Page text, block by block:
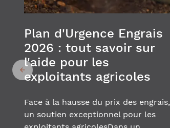
Plan d'Urgence Engrais
2026 : tout savoir sur
l'aide pour les
exploitants agricoles
Face à la hausse du prix des engrais,
un soutien exceptionnel pour les